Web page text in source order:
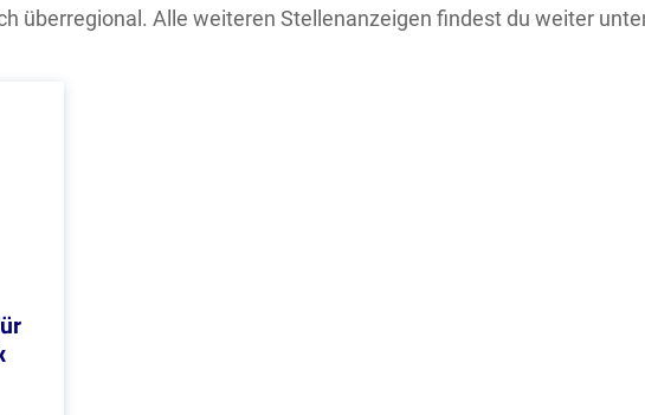
überregional. Alle weiteren Stellenanzeigen findest du weiter